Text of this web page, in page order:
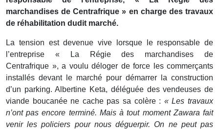
marchandises de Centrafrique » en charge des travaux
de réhabilitation dudit marché.
La tension est devenue vive lorsque le responsable de
l’entreprise « La Régie des marchandises de
Centrafrique », a voulu déloger de force les commerçants
installés devant le marché pour démarrer la construction
d’un parking. Albertine Keta, déléguée des vendeuses de
viande boucanée ne cache pas sa colère : « Les travaux
n’ont pas encore terminé. Mais à tout moment Zawara fait
venir les policiers pour nous déguerpir. On ne peut pas